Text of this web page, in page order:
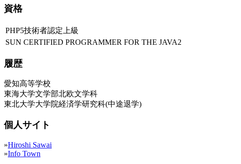
資格
PHP5技術者認定上級
SUN CERTIFIED PROGRAMMER FOR THE JAVA2
履歴
愛知高等学校
東海大学文学部北欧文学科
東北大学大学院経済学研究科(中途退学)
個人サイト
»Hiroshi Sawai
»Info Town